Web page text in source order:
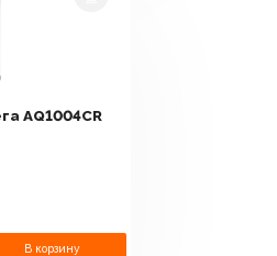
AQ1004CR
В корзину